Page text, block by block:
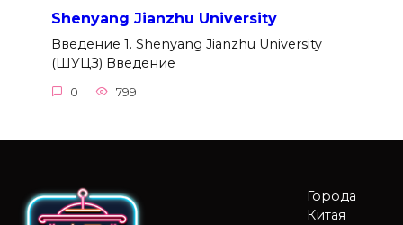
Shenyang Jianzhu University
Введение 1. Shenyang Jianzhu University
(ШУЦЗ) Введение
0 799
Города
Китая